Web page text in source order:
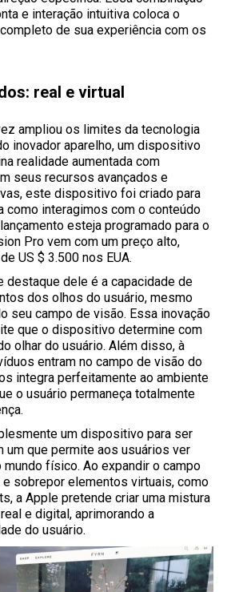
e interação intuitiva coloca o
de sua experiência com os
real e virtual
ampliou os limites da tecnologia
inovador aparelho, um dispositivo
realidade aumentada com
seus recursos avançados e
este dispositivo foi criado para
como interagimos com o conteúdo
esteja programado para o
Pro vem com um preço alto,
US $ 3.500 nos EUA.
destaque dele é a capacidade de
dos olhos do usuário, mesmo
seu campo de visão. Essa inovação
que o dispositivo determine com
olhar do usuário. Além disso, à
entram no campo de visão do
integra perfeitamente ao ambiente
o usuário permaneça totalmente
um dispositivo para ser
um que permite aos usuários ver
físico. Ao expandir o campo
sobrepor elementos virtuais, como
a Apple pretende criar uma mistura
e digital, aprimorando a
do usuário.